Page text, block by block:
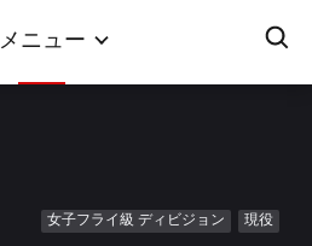
メニュー
女子フライ級 ディビジョン 現役